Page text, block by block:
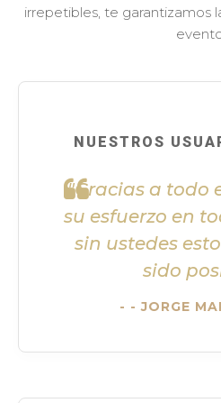
irrepetibles, te garantizamos
NUESTROS
"Gracias a todo
su esfuerzo en
sin ustedes
sido
- JORGE